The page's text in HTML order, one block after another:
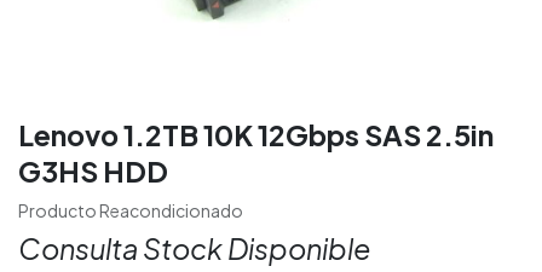
Lenovo 1.2TB 10K 12Gbps SAS 2.5in
G3HS HDD
Producto Reacondicionado
Consulta Stock Disponible